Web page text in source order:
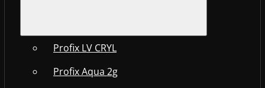
Profix LV CRYL
Profix Aqua 2g